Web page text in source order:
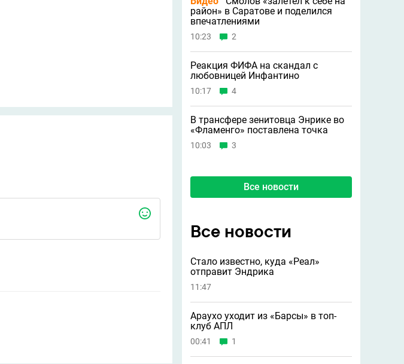
район» в Саратове и поделился
впечатлениями
10:23 2
Реакция ФИФА на скандал с
любовницей Инфантино
10:17 4
В трансфере зенитовца Энрике во
«Фламенго» поставлена точка
10:03 3
Все новости
Все новости
Стало известно, куда «Реал»
отправит Эндрика
11:47
Араухо уходит из «Барсы» в топ-
клуб АПЛ
00:41 1